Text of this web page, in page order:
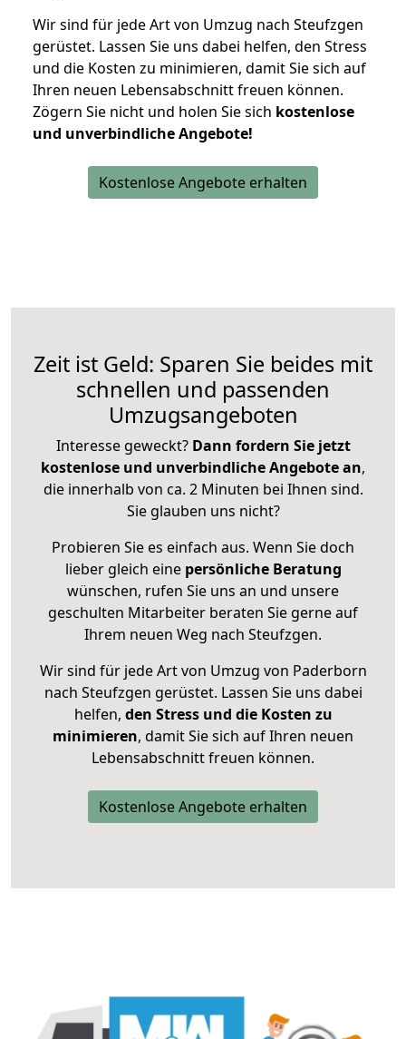
Wir sind für jede Art von Umzug nach Steufzgen
gerüstet. Lassen Sie uns dabei helfen, den Stress
und die Kosten zu minimieren, damit Sie sich auf
Ihren neuen Lebensabschnitt freuen können.
Zögern Sie nicht und holen Sie sich kostenlose
und unverbindliche Angebote!
Kostenlose Angebote erhalten
Zeit ist Geld: Sparen Sie beides mit
schnellen und passenden
Umzugsangeboten
Interesse geweckt? Dann fordern Sie jetzt
kostenlose und unverbindliche Angebote an,
die innerhalb von ca. 2 Minuten bei Ihnen sind.
Sie glauben uns nicht?
Probieren Sie es einfach aus. Wenn Sie doch
lieber gleich eine persönliche Beratung
wünschen, rufen Sie uns an und unsere
geschulten Mitarbeiter beraten Sie gerne auf
Ihrem neuen Weg nach Steufzgen.
Wir sind für jede Art von Umzug von Paderborn
nach Steufzgen gerüstet. Lassen Sie uns dabei
helfen, den Stress und die Kosten zu
minimieren, damit Sie sich auf Ihren neuen
Lebensabschnitt freuen können.
Kostenlose Angebote erhalten